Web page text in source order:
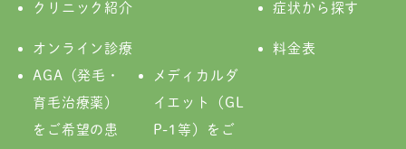
クリニック紹介 症状から探す
オンライン診療
AGA（発毛・
育毛治療薬）
をご希望の患
メディカルダ
イエット（GL
P-1等）をご
料金表